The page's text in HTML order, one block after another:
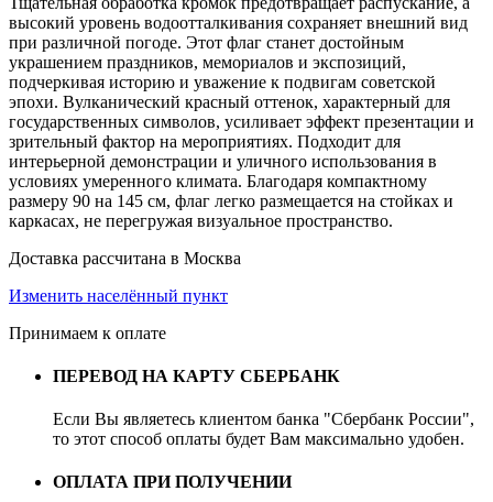
высокий уровень водоотталкивания сохраняет внешний вид
при различной погоде. Этот флаг станет достойным
украшением праздников, мемориалов и экспозиций,
подчеркивая историю и уважение к подвигам советской
эпохи. Вулканический красный оттенок, характерный для
государственных символов, усиливает эффект презентации и
зрительный фактор на мероприятиях. Подходит для
интерьерной демонстрации и уличного использования в
условиях умеренного климата. Благодаря компактному
размеру 90 на 145 см, флаг легко размещается на стойках и
каркасах, не перегружая визуальное пространство.
Доставка рассчитана в Москва
Изменить населённый пункт
Принимаем к оплате
ПЕРЕВОД НА КАРТУ СБЕРБАНК
Если Вы являетесь клиентом банка "Сбербанк России",
то этот способ оплаты будет Вам максимально удобен.
ОПЛАТА ПРИ ПОЛУЧЕНИИ